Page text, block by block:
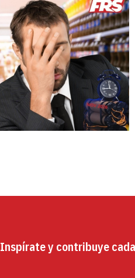
Inspírate y contribuye